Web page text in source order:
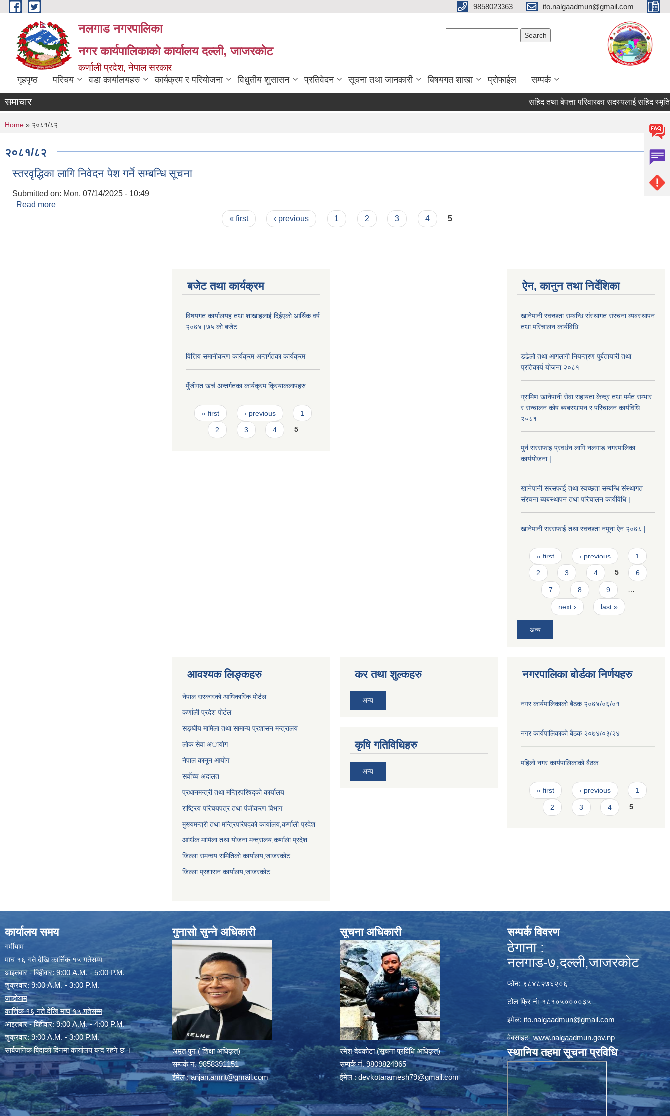
Skip to main content 9858023363 ito.nalgaadmun@gmail.com
नलगाड नगरपालिका
नगर कार्यपालिकाको कार्यालय दल्ली, जाजरकाेट
कर्णाली प्रदेश, नेपाल सरकार
गृहपृष्ठ परिचय वडा कार्यालयहरु कार्यक्रम र परियोजना विधुतीय शुसासन प्रतिवेदन सूचना तथा जानकारी बिषयगत शाखा प्रोफाईल सम्पर्क
समाचार सहिद तथा बेपत्ता परिवारका सदस्यलाई सहिद स्मृति
You are here
Home » २०८१/८२
२०८१/८२
स्तरवृद्धिका लागि निवेदन पेश गर्ने सम्बन्धि सूचना
Submitted on: Mon, 07/14/2025 - 10:49
Read more
« first ‹ previous 1 2 3 4 5
बजेट तथा कार्यक्रम
विषयगत कार्यालयह तथा शाखाहलाई दिईएको आर्थिक वर्ष
२०७४।७५ को बजेट
वित्तिय समानीकरण कार्यक्रम अन्तर्गतका कार्यक्रम
पुँजीगत खर्च अन्तर्गतका कार्यक्रम क्रियाकलापहरु
Pages
« first ‹ previous 1
2 3 4 5
ऐन, कानुन तथा निर्देशिका
खानेपानी स्वच्छता सम्बन्धि संस्थागत संरचना ब्यबस्थापन
तथा परिचालन कार्यविधि
डढेलो तथा आगलागी नियन्त्रण पुर्बतायारी तथा
प्रतिकार्य योजना २०८१
ग्रामिण खानेपानी सेवा सहायता केन्द्र तथा मर्मत सम्भार
र सन्चालन कोष ब्यबस्थापन र परिचालन कार्यविधि
२०८१
पुर्न सरसफाइ प्रवर्धन लागि नलगाड नगरपालिका
कार्ययोजना |
खानेपानी सरसफाई तथा स्वच्छता सम्बन्धि संस्थागत
संरचना ब्यबस्थापन तथा परिचालन कार्यविधि |
खानेपानी सरसफाई तथा स्वच्छता नमूना ऐन २०७८ |
Pages
« first ‹ previous 1
2 3 4 5 6
7 8 9 …
next › last »
अन्य
आवश्यक लिङ्कहरु
नेपाल सरकारको आधिकारिक पोर्टल
कर्णाली प्रदेश पोर्टल
सङ्घीय मामिला तथा सामान्य प्रशासन मन्त्रालय
लाेक सेवा अायाेग
नेपाल कानून आयोग
सर्वाेच्च अदालत
प्रधानमन्त्री तथा मन्त्रिपरिषद्को कार्यालय
राष्ट्रिय परिचयपत्र तथा पंजीकरण विभाग
मुख्यमन्त्री तथा मन्त्रिपरिषद्को कार्यालय,कर्णाली प्रदेश
आर्थिक मामिला तथा योजना मन्त्रालय,कर्णाली प्रदेश
जिल्ला समन्वय समितिको कार्यालय,जाजरकाेट
जिल्ला प्रशासन कार्यालय,जाजरकोट
कर तथा शुल्कहरु
अन्य
कृषि गतिविधिहरु
अन्य
नगरपालिका बोर्डका निर्णयहरु
नगर कार्यपालिकाकाे बैठक २०७४/०६/०१
नगर कार्यपालिकाकाे बैठक २०७४/०३/२४
पहिलाे नगर कार्यपालिकाकाे बैठक
Pages
« first ‹ previous 1
2 3 4 5
कार्यालय समय
गर्मीयाम
माघ १६ गते देखि कार्त्तिक १५ गतेसम्म
आइतबार - बिहीवार: 9:00 A.M. - 5:00 P.M.
शुक्रवार: 9:00 A.M. - 3:00 P.M.
जाडोयाम
कार्त्तिक १६ गते देखि माघ १५ गतेसम्म
आइतबार - बिहीवार: 9:00 A.M. - 4:00 P.M.
शुक्रवार: 9:00 A.M. - 3:00 P.M.
सार्बजनिक बिदाको दिनमा कार्यालय बन्द रहने छ ।
गुनासो सुन्ने अधिकारी
अमृत पुन ( शिक्षा अधिकृत)
सम्पर्क न‌ं. 9858391151
ईमेल :anjan.amrit@gmail.com
सूचना अधिकारी
रमेश देवकोटा (सूचना प्रविधि अधिकृत)
सम्पर्क न‌ं. 9809824965
ईमेल :devkotaramesh79@gmail.com
सम्पर्क विवरण
ठेगाना :
नलगाड-७,दल्ली,जाजरकाेट
फोन: ९८४८२७६२०६
टोल फ्रि नंः १८१०५००००३५
इमेल: ito.nalgaadmun@gmail.com
वेबसाइटःwww.nalgaadmun.gov.np
स्थानिय तहमा सूचना प्रविधि